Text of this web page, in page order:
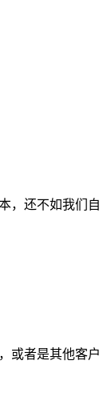
，还不如我们自
或者是其他客户